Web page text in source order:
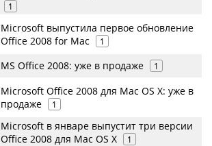
1
Microsoft выпустила первое обновление
Office 2008 for Mac
1
MS Office 2008: уже в продаже 1
Microsoft Office 2008 для Mac OS X: уже в
продаже
1
Microsoft в январе выпустит три версии
Office 2008 для Mac OS X
1